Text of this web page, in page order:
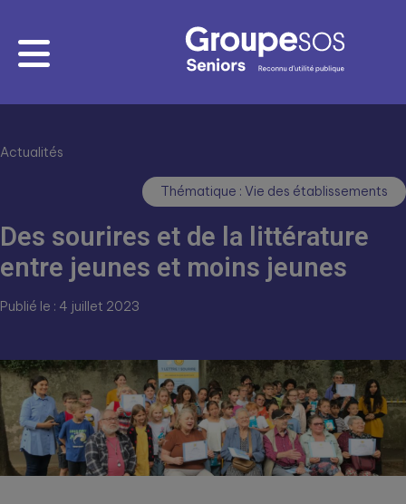
Actualités
Thématique : Vie des établissements
Des sourires et de la littérature
entre jeunes et moins jeunes
Publié le : 4 juillet 2023